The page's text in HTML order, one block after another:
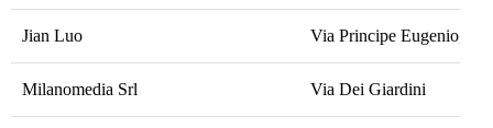
Jian Luo Via Principe Eugenio, 27
Milanomedia Srl Via Dei Giardini